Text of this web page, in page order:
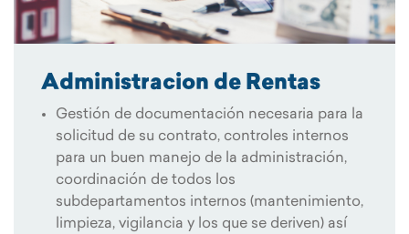
Administracion de Rentas
Gestión de documentación necesaria para la
solicitud de su contrato, controles internos
para un buen manejo de la administración,
coordinación de todos los
subdepartamentos internos (mantenimiento,
limpieza, vigilancia y los que se deriven) así